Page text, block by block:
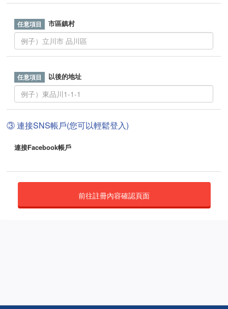
市區鎮村
以後的地址
③ 連接SNS帳戶(您可以輕鬆登入)
連接Facebook帳戶